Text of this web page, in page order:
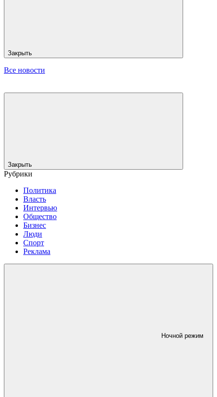
Закрыть
Все новости
Закрыть
Рубрики
Политика
Власть
Интервью
Общество
Бизнес
Люди
Спорт
Реклама
Ночной режим